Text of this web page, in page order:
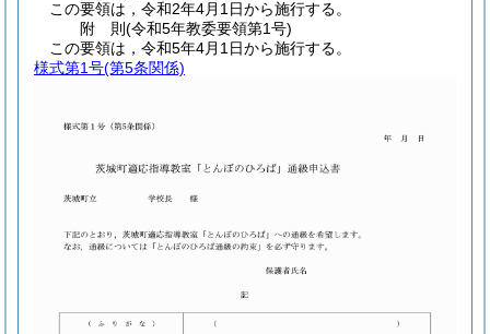
この要領は，令和2年4月1日から施行する。
附 則(令和5年教委要領第1号)
この要領は，令和5年4月1日から施行する。
様式第1号(第5条関係)